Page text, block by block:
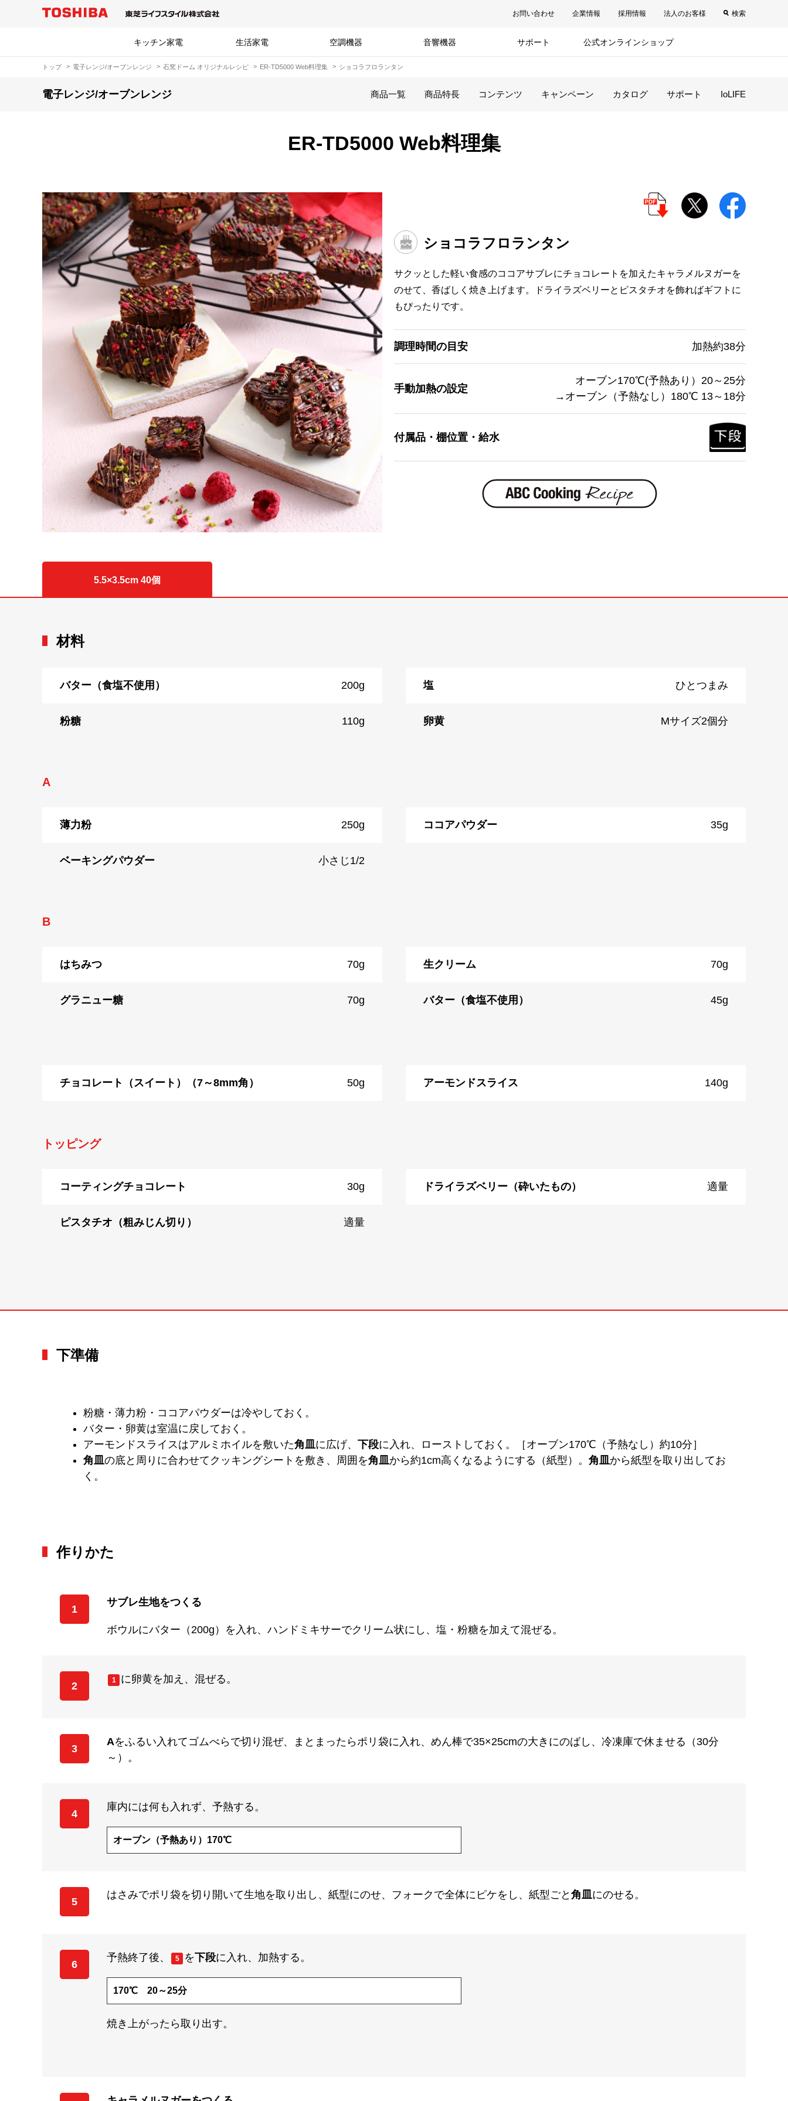
お問い合わせ 企業情報 採用情報 法人のお客様 検索
キッチン家電 生活家電 空調機器 音響機器 サポート 公式オンラインショップ
トップ 電子レンジ/オーブンレンジ 石窯ドーム オリジナルレシピ ER-TD5000 Web料理集 ショコラフロランタン
電子レンジ/オーブンレンジ 商品一覧 商品特長 コンテンツ キャンペーン カタログ サポート IoLIFE
ER-TD5000 Web料理集
ショコラフロランタン
サクッとした軽い食感のココアサブレにチョコレートを加えたキャラメルヌガーを
のせて、香ばしく焼き上げます。ドライラズベリーとピスタチオを飾ればギフトに
もぴったりです。
調理時間の目安 加熱約38分
手動加熱の設定
オーブン170℃(予熱あり）20～25分
→オーブン（予熱なし）180℃ 13～18分
付属品・棚位置・給水
5.5×3.5cm 40個
材料
バター（食塩不使用） 200g 塩 ひとつまみ
粉糖 110g 卵黄 Mサイズ2個分
A
薄力粉 250g ココアパウダー 35g
ベーキングパウダー 小さじ1/2
B
はちみつ 70g 生クリーム 70g
グラニュー糖 70g バター（食塩不使用） 45g
チョコレート（スイート）（7～8mm角） 50g アーモンドスライス 140g
トッピング
コーティングチョコレート 30g ドライラズベリー（砕いたもの） 適量
ピスタチオ（粗みじん切り） 適量
下準備
粉糖・薄力粉・ココアパウダーは冷やしておく。
バター・卵黄は室温に戻しておく。
アーモンドスライスはアルミホイルを敷いた角皿に広げ、 下段に入れ、ローストしておく。［オーブン170℃（予熱なし）約10分］
角皿の底と周りに合わせてクッキングシートを敷き、周囲を角皿から約1cm高くなるようにする（紙型）。 角皿から紙型を取り出してお
く。
作りかた
1
サブレ生地をつくる
ボウルにバター（200g）を入れ、ハンドミキサーでクリーム状にし、塩・粉糖を加えて混ぜる。
2
1 に卵黄を加え、混ぜる。
3
Aをふるい入れてゴムべらで切り混ぜ、まとまったらポリ袋に入れ、めん棒で35×25cmの大きにのばし、冷凍庫で休ませる（30分
～）。
4
庫内には何も入れず、予熱する。
オーブン（予熱あり）170℃
5
はさみでポリ袋を切り開いて生地を取り出し、紙型にのせ、フォークで全体にピケをし、紙型ごと 角皿にのせる。
6
予熱終了後、 5 を下段に入れ、加熱する。
170℃ 20～25分
焼き上がったら取り出す。